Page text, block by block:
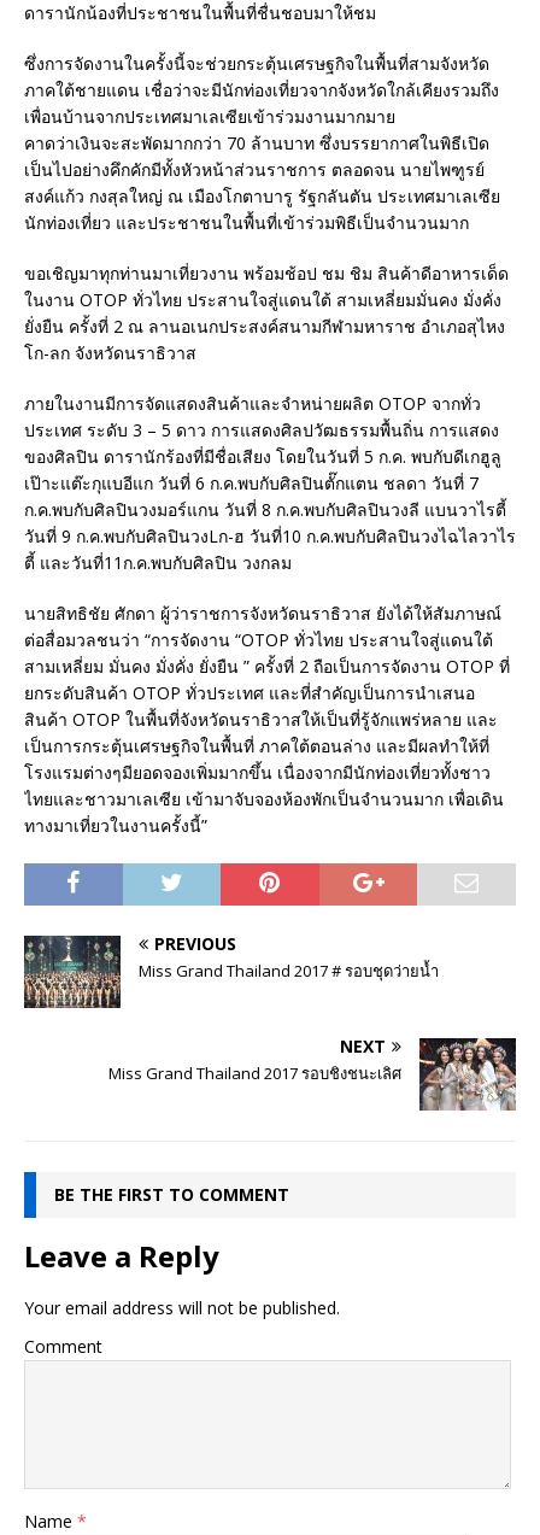
ดารานักน้องที่ประชาชนในพื้นที่ชื่นชอบมาให้ชม
ซึ่งการจัดงานในครั้งนี้จะช่วยกระตุ้นเศรษฐกิจในพื้นที่สามจังหวัด
ภาคใต้ชายแดน เชื่อว่าจะมีนักท่องเที่ยวจากจังหวัดใกล้เคียงรวมถึง
เพื่อนบ้านจากประเทศมาเลเซียเข้าร่วมงานมากมาย
คาดว่าเงินจะสะพัดมากกว่า 70 ล้านบาท ซึ่งบรรยากาศในพิธีเปิด
เป็นไปอย่างคึกคักมีทั้งหัวหน้าส่วนราชการ ตลอดจน นายไพฑูรย์
สงค์แก้ว กงสุลใหญ่ ณ เมืองโกตาบารู รัฐกลันตัน ประเทศมาเลเซีย
นักท่องเที่ยว และประชาชนในพื้นที่เข้าร่วมพิธีเป็นจำนวนมาก
ขอเชิญมาทุกท่านมาเที่ยวงาน พร้อมช้อป ชม ชิม สินค้าดีอาหารเด็ด
ในงาน OTOP ทั่วไทย ประสานใจสู่แดนใต้ สามเหลี่ยมมั่นคง มั่งคั่ง
ยั่งยืน ครั้งที่ 2 ณ ลานอเนกประสงค์สนามกีฬามหาราช อำเภอสุไหง
โก-ลก จังหวัดนราธิวาส
ภายในงานมีการจัดแสดงสินค้าและจำหน่ายผลิต OTOP จากทั่ว
ประเทศ ระดับ 3 – 5 ดาว การแสดงศิลปวัฒธรรมพื้นถิ่น การแสดง
ของศิลปิน ดารานักร้องที่มีชื่อเสียง โดยในวันที่ 5 ก.ค. พบกับดีเกฮูลู
เป๊าะแต๊ะกุแบอีแก วันที่ 6 ก.ค.พบกับศิลปินตั๊กแตน ชลดา วันที่ 7
ก.ค.พบกับศิลปินวงมอร์แกน วันที่ 8 ก.ค.พบกับศิลปินวงลี แบนวาไรตี้
วันที่ 9 ก.ค.พบกับศิลปินวงLก-ฮ วันที่10 ก.ค.พบกับศิลปินวงไฉไลวาไร
ตี้ และวันที่11ก.ค.พบกับศิลปิน วงกลม
นายสิทธิชัย ศักดา ผู้ว่าราชการจังหวัดนราธิวาส ยังได้ให้สัมภาษณ์
ต่อสื่อมวลชนว่า “การจัดงาน “OTOP ทั่วไทย ประสานใจสู่แดนใต้
สามเหลี่ยม มั่นคง มั่งคั่ง ยั่งยืน ” ครั้งที่ 2 ถือเป็นการจัดงาน OTOP ที่
ยกระดับสินค้า OTOP ทั่วประเทศ และที่สำคัญเป็นการนำเสนอ
สินค้า OTOP ในพื้นที่จังหวัดนราธิวาสให้เป็นที่รู้จักแพร่หลาย และ
เป็นการกระตุ้นเศรษฐกิจในพื้นที่ ภาคใต้ตอนล่าง และมีผลทำให้ที่
โรงแรมต่างๆมียอดจองเพิ่มมากขึ้น เนื่องจากมีนักท่องเที่ยวทั้งชาว
ไทยและชาวมาเลเซีย เข้ามาจับจองห้องพักเป็นจำนวนมาก เพื่อเดิน
ทางมาเที่ยวในงานครั้งนี้”
PREVIOUS
Miss Grand Thailand 2017 # รอบชุดว่ายน้ำ
NEXT
Miss Grand Thailand 2017 รอบชิงชนะเลิศ
BE THE FIRST TO COMMENT
Leave a Reply
Your email address will not be published.
Comment
Name *